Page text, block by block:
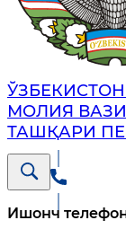
МОЛИЯ
ТАШҚАРИ
Ишонч